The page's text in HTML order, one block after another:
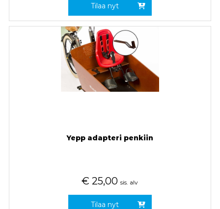
Tilaa nyt
Yepp adapteri penkiin
€ 25,00 sis. alv
Tilaa nyt